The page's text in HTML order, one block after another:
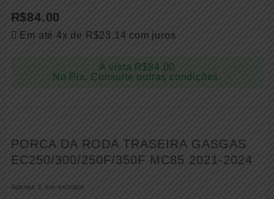
R$84.00
Em até 4x de R$23.14 com juros
À vista R$84.00
No Pix. Consulte outras condições.
PORCA DA RODA TRASEIRA GASGAS
EC250/300/250F/350F MC85 2021-2024
Apenas 1 em estoque